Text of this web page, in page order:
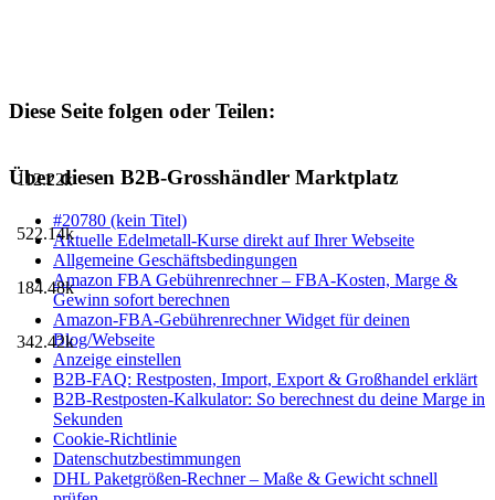
Diese Seite folgen oder Teilen:
112.22k
522.14k
184.48k
342.42k
Über diesen B2B-Grosshändler Marktplatz
#20780 (kein Titel)
Aktuelle Edelmetall-Kurse direkt auf Ihrer Webseite
Allgemeine Geschäftsbedingungen
Amazon FBA Gebührenrechner – FBA-Kosten, Marge &
Gewinn sofort berechnen
Amazon-FBA-Gebührenrechner Widget für deinen
Blog/Webseite
Anzeige einstellen
B2B-FAQ: Restposten, Import, Export & Großhandel erklärt
B2B-Restposten-Kalkulator: So berechnest du deine Marge in
Sekunden
Cookie-Richtlinie
Datenschutzbestimmungen
DHL Paketgrößen-Rechner – Maße & Gewicht schnell